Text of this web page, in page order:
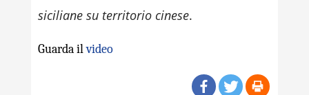
siciliane su territorio cinese.
Guarda ilvideo